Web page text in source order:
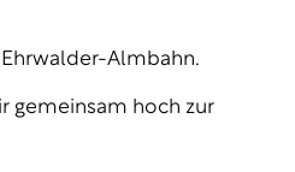
Almbahn.
gemeinsam hoch zur